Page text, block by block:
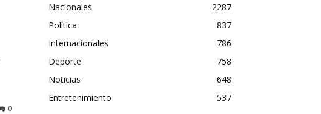
0
Nacionales
2287
Política
837
Internacionales
786
Deporte
758
Noticias
648
Entretenimiento
537